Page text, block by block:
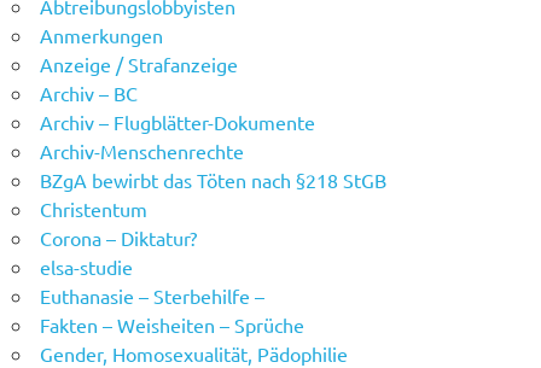
Abtreibungslobbyisten
Anmerkungen
Anzeige / Strafanzeige
Archiv – BC
Archiv – Flugblätter-Dokumente
Archiv-Menschenrechte
BZgA bewirbt das Töten nach §218 StGB
Christentum
Corona – Diktatur?
elsa-studie
Euthanasie – Sterbehilfe –
Fakten – Weisheiten – Sprüche
Gender, Homosexualität, Pädophilie